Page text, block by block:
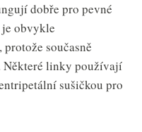
dobře pro pevné
je obvykle
současně
Některé linky používají
sušičkou pro